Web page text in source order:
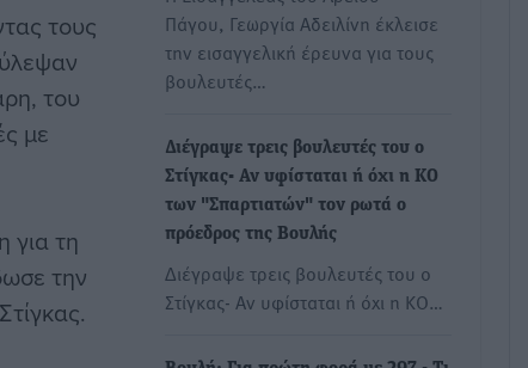
τους
του
με
για τη
την
Πάγου, Γεωργία Αδειλίνη έκλεισε
την εισαγγελική έρευνα για τους
βουλευτές…
Διέγραψε τρεις βουλευτές του ο
Στίγκας- Αν υφίσταται ή όχι η ΚΟ
των "Σπαρτιατών" τον ρωτά ο
πρόεδρος της Βουλής
Διέγραψε τρεις βουλευτές του ο
Στίγκας- Αν υφίσταται ή όχι η ΚΟ…